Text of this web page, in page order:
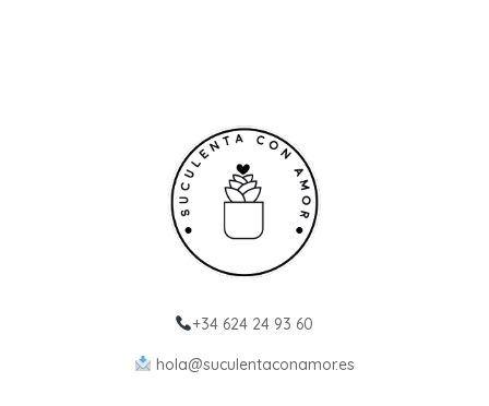
+34 624 24 93 60
hola@suculentaconamor.es